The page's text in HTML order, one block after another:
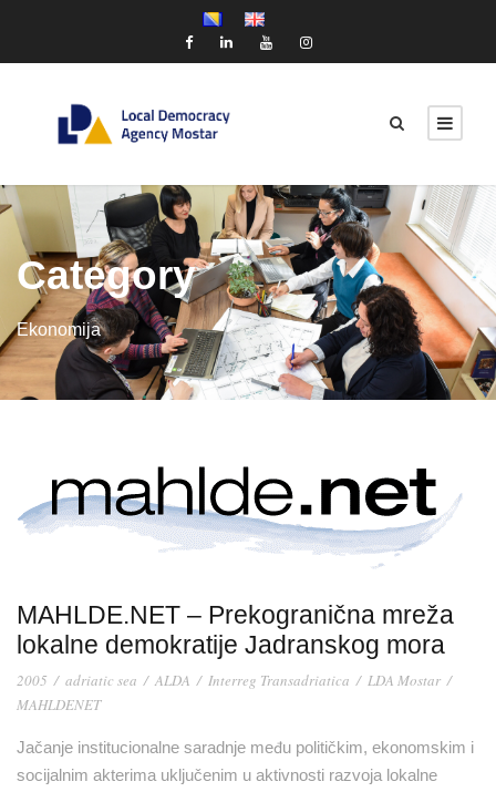
Category
Ekonomija
MAHLDE.NET – Prekogranična mreža
lokalne demokratije Jadranskog mora
2005 / adriatic sea / ALDA / Interreg Transadriatica / LDA Mostar /
MAHLDENET
Jačanje institucionalne saradnje među političkim, ekonomskim i
socijalnim akterima uključenim u aktivnosti razvoja lokalne